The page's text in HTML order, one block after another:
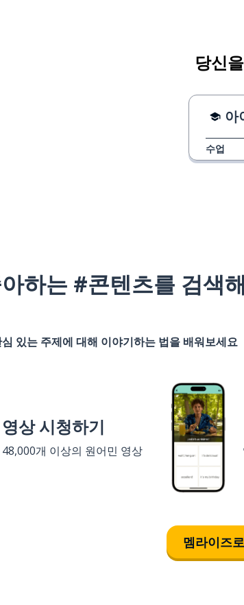
당신
아
수업
하는 #콘텐츠를 검색
있는 주제에 대해 이야기하는 법을 배워보세요
영상 시청하기
48,000개 이상의 원어민 영상
멤라이즈